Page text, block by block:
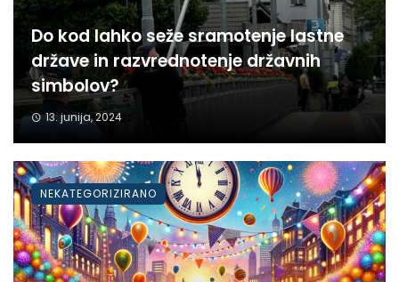
Do kod lahko seže sramotenje lastne
države in razvrednotenje državnih
simbolov?
13. junija, 2024
NEKATEGORIZIRANO